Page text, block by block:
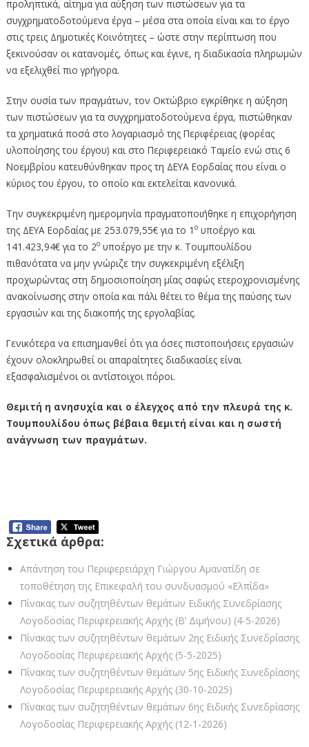
προληπτικά, αίτημα για αύξηση των πιστώσεων για τα
συγχρηματοδοτούμενα έργα – μέσα στα οποία είναι και το έργο
στις τρεις Δημοτικές Κοινότητες – ώστε στην περίπτωση που
ξεκινούσαν οι κατανομές, όπως και έγινε, η διαδικασία πληρωμών
να εξελιχθεί πιο γρήγορα.
Στην ουσία των πραγμάτων, τον Οκτώβριο εγκρίθηκε η αύξηση
των πιστώσεων για τα συγχρηματοδοτούμενα έργα, πιστώθηκαν
τα χρηματικά ποσά στο λογαριασμό της Περιφέρειας (φορέας
υλοποίησης του έργου) και στο Περιφερειακό Ταμείο ενώ στις 6
Νοεμβρίου κατευθύνθηκαν προς τη ΔΕΥΑ Εορδαίας που είναι ο
κύριος του έργου, το οποίο και εκτελείται κανονικά.
Την συγκεκριμένη ημερομηνία πραγματοποιήθηκε η επιχορήγηση
της ΔΕΥΑ Εορδαίας με 253.079,55€ για το 1 ουποέργο και
141.423,94€ για το 2ουποέργο με την κ. Τουμπουλίδου
πιθανότατα να μην γνώριζε την συγκεκριμένη εξέλιξη
προχωρώντας στη δημοσιοποίηση μίας σαφώς ετεροχρονισμένης
ανακοίνωσης στην οποία και πάλι θέτει το θέμα της παύσης των
εργασιών και της διακοπής της εργολαβίας.
Γενικότερα να επισημανθεί ότι για όσες πιστοποιήσεις εργασιών
έχουν ολοκληρωθεί οι απαραίτητες διαδικασίες είναι
εξασφαλισμένοι οι αντίστοιχοι πόροι.
Θεμιτή η ανησυχία και ο έλεγχος από την πλευρά της κ.
Τουμπουλίδου όπως βέβαια θεμιτή είναι και η σωστή
ανάγνωση των πραγμάτων.
Σχετικά άρθρα:
Απάντηση του Περιφερειάρχη Γιώργου Αμανατίδη σε
τοποθέτηση της Επικεφαλή του συνδυασμού «Ελπίδα»
Πίνακας των συζητηθέντων θεμάτων Ειδικής Συνεδρίασης
Λογοδοσίας Περιφερειακής Αρχής (Β’ Διμήνου) (4-5-2026)
Πίνακας των συζητηθέντων θεμάτων 2ης Ειδικής Συνεδρίασης
Λογοδοσίας Περιφερειακής Αρχής (5-5-2025)
Πίνακας των συζητηθέντων θεμάτων 5ης Ειδικής Συνεδρίασης
Λογοδοσίας Περιφερειακής Αρχής (30-10-2025)
Πίνακας των συζητηθέντων θεμάτων 6ης Ειδικής Συνεδρίασης
Λογοδοσίας Περιφερειακής Αρχής (12-1-2026)